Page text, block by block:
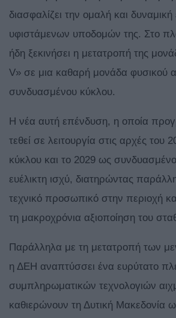
διασφαλίζει την ομαλή και δυναμική
υφιστάμενων υποδομών της. Στο
ήδη ξεκινήσει η μετατροπή της
V» σε μια καθαρή μονάδα φυσικού
συνδυασμένου κύκλου.
Η νέα αυτή επένδυση, η οποία
τεθεί σε λειτουργία στις αρχές του
κύκλου και το 2029 ως
ευέλικτη ισχύ, διατηρώντας
τεχνικό προσωπικό στην περιοχή
τη μακροχρόνια αξιοποίηση του
Παράλληλα με τη μετατροπή των
η ΔΕΗ αναπτύσσει ένα ευρύτατο
συμπληρωματικών τεχνολογιών
καθιερώνουν τη Δυτική Μακεδονία